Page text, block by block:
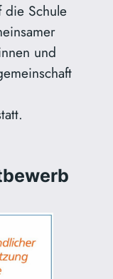
die Schule
und